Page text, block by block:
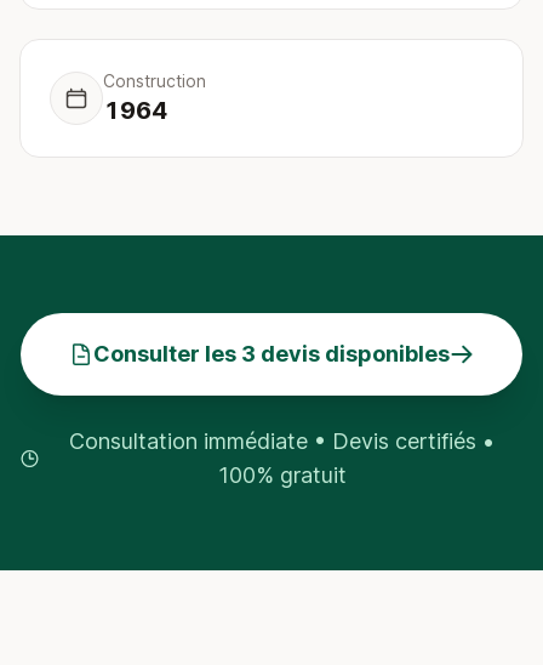
Construction
1964
Consulter les 3 devis disponibles
Consultation immédiate • Devis certifiés •
100% gratuit